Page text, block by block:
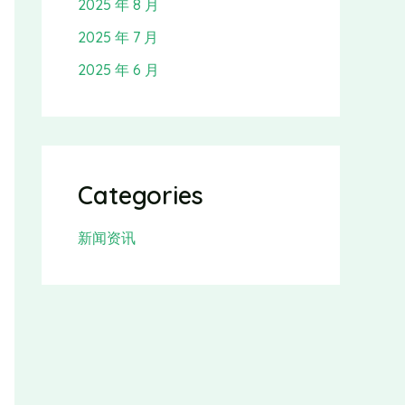
2025 年 8 月
2025 年 7 月
2025 年 6 月
Categories
新闻资讯